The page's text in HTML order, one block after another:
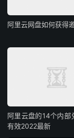
阿里云网盘如何获得
阿里云盘的14个内部
有效2022最新